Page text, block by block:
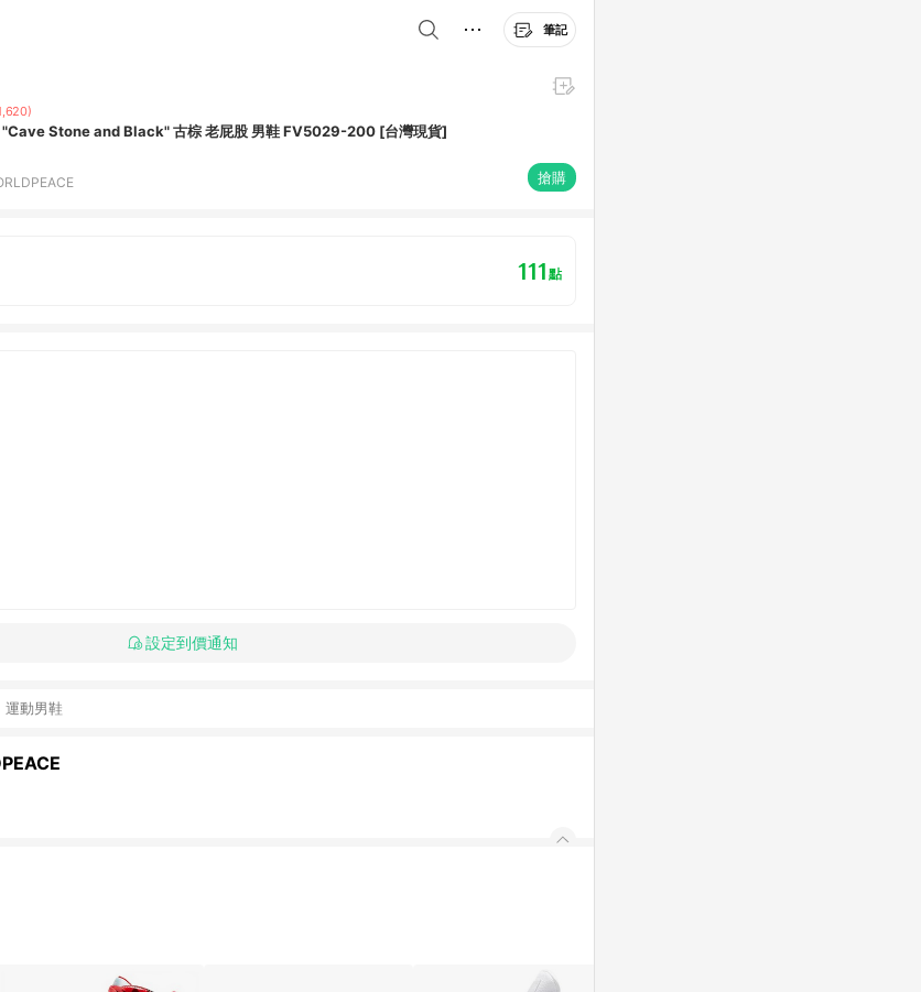
筆記
Stone and Black" 古棕 老屁股 男鞋 FV5029-200 [台灣現貨]
搶購
111點
設定到價通知
運動男鞋